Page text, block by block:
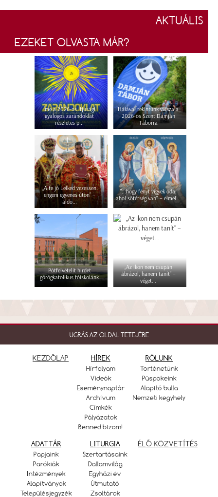
AKTUÁLIS
EZEKET OLVASTA MÁR?
Íme a 2026-os ifjúsági
gyalogos zarándoklat
részletes p...
Hálával tekintünk vissza a
2026-os Szent Damján
Táborra
„A te jó Lelked vezessen
engem egyenes úton” –
áldo...
"...hogy fényt vigyek oda,
ahol sötétség van" – elmél...
Pótfelvételit hirdet
görögkatolikus főiskolánk
„Az ikon nem csupán
ábrázol, hanem tanít” –
véget...
UGRÁS AZ OLDAL TETEJÉRE
KEZDŐLAP HÍREK
Hírfolyam
Videók
Eseménynaptár
Archívum
Címkék
Pályázatok
Benned bízom!
RÓLUNK
Történetünk
Püspökeink
Alapító bulla
Nemzeti kegyhely
ADATTÁR
Papjaink
Parókiák
Intézmények
Alapítványok
Településjegyzék
LITURGIA
Szertartásaink
Dallamvilág
Egyházi év
Útmutató
Zsoltárok
ÉLŐ KÖZVETÍTÉS